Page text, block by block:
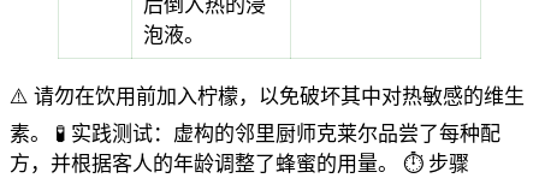
后倒入热的浸
泡液。
⚠️ 请勿在饮用前加入柠檬，以免破坏其中对热敏感的维生
素。 🧪 实践测试：虚构的邻里厨师克莱尔品尝了每种配
方，并根据客人的年龄调整了蜂蜜的用量。 ⏱️ 步骤